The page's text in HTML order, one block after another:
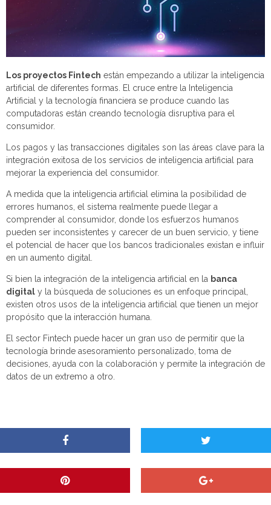
Los proyectos Fintech están empezando a utilizar la inteligencia
artificial de diferentes formas. El cruce entre la Inteligencia
Artificial y la tecnología financiera se produce cuando las
computadoras están creando tecnología disruptiva para el
consumidor.
Los pagos y las transacciones digitales son las áreas clave para la
integración exitosa de los servicios de inteligencia artificial para
mejorar la experiencia del consumidor.
A medida que la inteligencia artificial elimina la posibilidad de
errores humanos, el sistema realmente puede llegar a
comprender al consumidor, donde los esfuerzos humanos
pueden ser inconsistentes y carecer de un buen servicio, y tiene
el potencial de hacer que los bancos tradicionales existan e influir
en un aumento digital.
Si bien la integración de la inteligencia artificial en la banca
digital y la búsqueda de soluciones es un enfoque principal,
existen otros usos de la inteligencia artificial que tienen un mejor
propósito que la interacción humana.
El sector Fintech puede hacer un gran uso de permitir que la
tecnología brinde asesoramiento personalizado, toma de
decisiones, ayuda con la colaboración y permite la integración de
datos de un extremo a otro.